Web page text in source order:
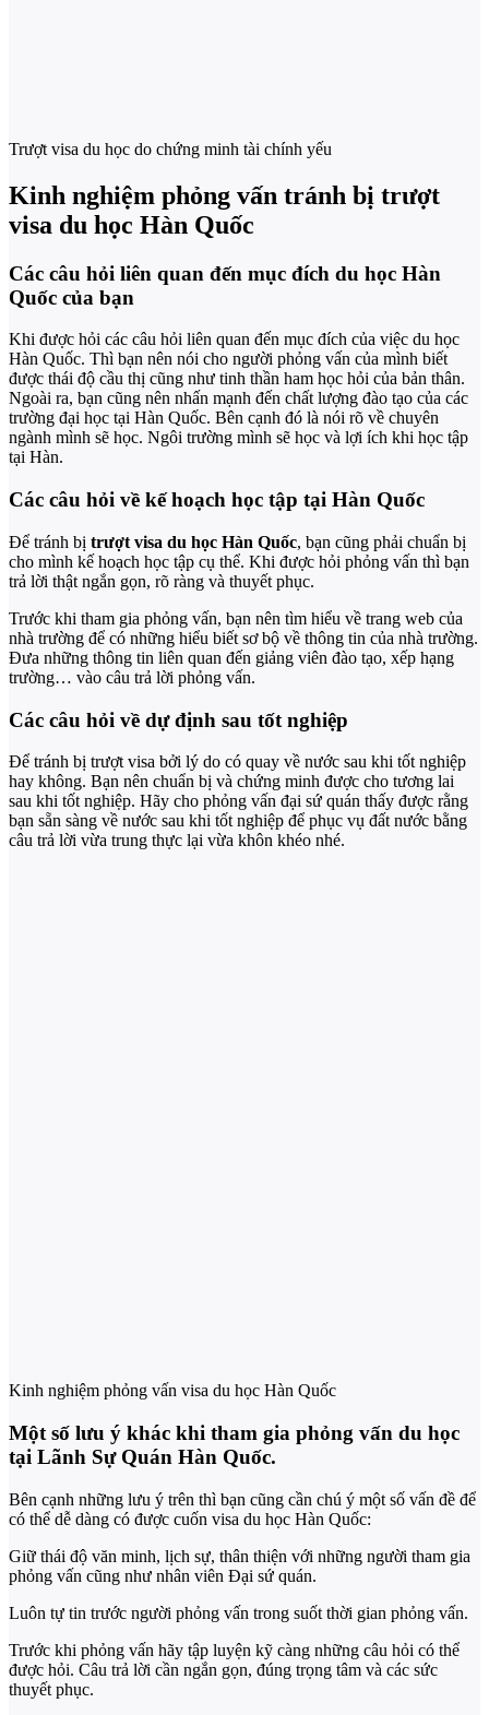
Trượt visa du học do chứng minh tài chính yếu
Kinh nghiệm phỏng vấn tránh bị trượt
visa du học Hàn Quốc
Các câu hỏi liên quan đến mục đích du học Hàn
Quốc của bạn
Khi được hỏi các câu hỏi liên quan đến mục đích của việc du học
Hàn Quốc. Thì bạn nên nói cho người phỏng vấn của mình biết
được thái độ cầu thị cũng như tinh thần ham học hỏi của bản thân.
Ngoài ra, bạn cũng nên nhấn mạnh đến chất lượng đào tạo của các
trường đại học tại Hàn Quốc. Bên cạnh đó là nói rõ về chuyên
ngành mình sẽ học. Ngôi trường mình sẽ học và lợi ích khi học tập
tại Hàn.
Các câu hỏi về kế hoạch học tập tại Hàn Quốc
Để tránh bị trượt visa du học Hàn Quốc, bạn cũng phải chuẩn bị
cho mình kế hoạch học tập cụ thể. Khi được hỏi phỏng vấn thì bạn
trả lời thật ngắn gọn, rõ ràng và thuyết phục.
Trước khi tham gia phỏng vấn, bạn nên tìm hiểu về trang web của
nhà trường để có những hiểu biết sơ bộ về thông tin của nhà trường.
Đưa những thông tin liên quan đến giảng viên đào tạo, xếp hạng
trường… vào câu trả lời phỏng vấn.
Các câu hỏi về dự định sau tốt nghiệp
Để tránh bị trượt visa bởi lý do có quay về nước sau khi tốt nghiệp
hay không. Bạn nên chuẩn bị và chứng minh được cho tương lai
sau khi tốt nghiệp. Hãy cho phỏng vấn đại sứ quán thấy được rằng
bạn sẵn sàng về nước sau khi tốt nghiệp để phục vụ đất nước bằng
câu trả lời vừa trung thực lại vừa khôn khéo nhé.
Kinh nghiệm phỏng vấn visa du học Hàn Quốc
Một số lưu ý khác khi tham gia phỏng vấn du học
tại Lãnh Sự Quán Hàn Quốc.
Bên cạnh những lưu ý trên thì bạn cũng cần chú ý một số vấn đề để
có thể dễ dàng có được cuốn visa du học Hàn Quốc:
Giữ thái độ văn minh, lịch sự, thân thiện với những người tham gia
phỏng vấn cũng như nhân viên Đại sứ quán.
Luôn tự tin trước người phỏng vấn trong suốt thời gian phỏng vấn.
Trước khi phỏng vấn hãy tập luyện kỹ càng những câu hỏi có thể
được hỏi. Câu trả lời cần ngắn gọn, đúng trọng tâm và các sức
thuyết phục.